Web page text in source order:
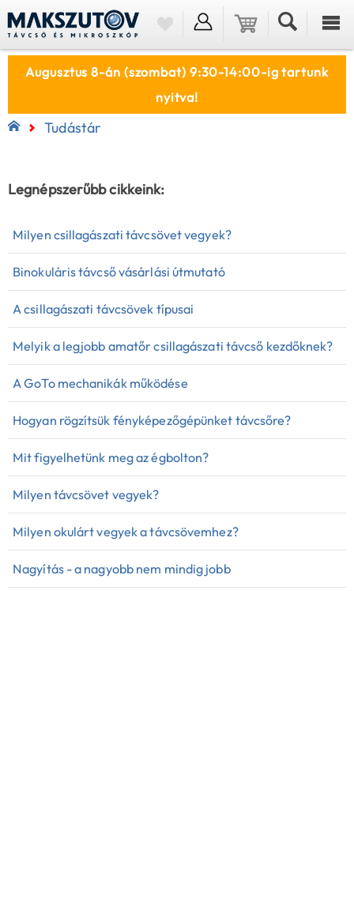
Augusztus 8-án (szombat) 9:30-14:00-ig tartunk
nyitva!
Tudástár
Legnépszerűbb cikkeink:
Milyen csillagászati távcsövet vegyek?
Binokuláris távcső vásárlási útmutató
A csillagászati távcsövek típusai
Melyik a legjobb amatőr csillagászati távcső kezdőknek?
A GoTo mechanikák működése
Hogyan rögzítsük fényképezőgépünket távcsőre?
Mit figyelhetünk meg az égbolton?
Milyen távcsövet vegyek?
Milyen okulárt vegyek a távcsövemhez?
Nagyítás - a nagyobb nem mindig jobb